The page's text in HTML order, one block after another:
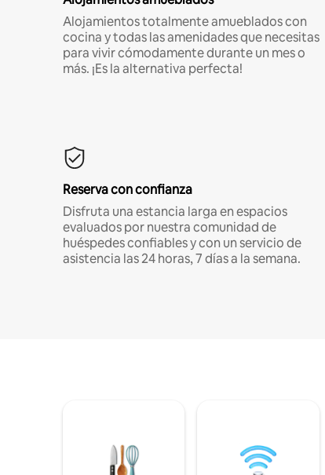
Alojamientos totalmente amueblados con
cocina y todas las amenidades que necesitas
para vivir cómodamente durante un mes o
más. ¡Es la alternativa perfecta!
Reserva con confianza
Disfruta una estancia larga en espacios
evaluados por nuestra comunidad de
huéspedes confiables y con un servicio de
asistencia las 24 horas, 7 días a la semana.